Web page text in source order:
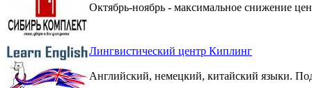
Октябрь-ноябрь - максимальное снижение
Лингвистический центр Киплинг
Английский, немецкий, китайский языки.